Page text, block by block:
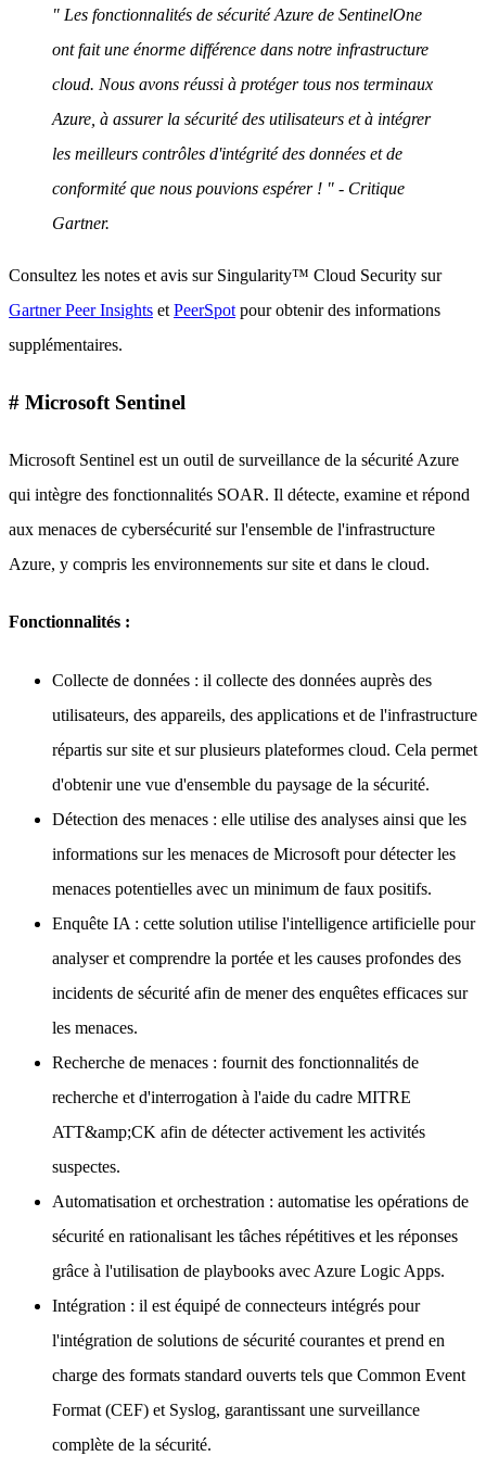
" Les fonctionnalités de sécurité Azure de SentinelOne
ont fait une énorme différence dans notre infrastructure
cloud. Nous avons réussi à protéger tous nos terminaux
Azure, à assurer la sécurité des utilisateurs et à intégrer
les meilleurs contrôles d'intégrité des données et de
conformité que nous pouvions espérer ! " - Critique
Gartner.
Consultez les notes et avis sur Singularity™ Cloud Security sur
Gartner Peer Insights et PeerSpot pour obtenir des informations
supplémentaires.
# Microsoft Sentinel
Microsoft Sentinel est un outil de surveillance de la sécurité Azure
qui intègre des fonctionnalités SOAR. Il détecte, examine et répond
aux menaces de cybersécurité sur l'ensemble de l'infrastructure
Azure, y compris les environnements sur site et dans le cloud.
Fonctionnalités :
Collecte de données : il collecte des données auprès des
utilisateurs, des appareils, des applications et de l'infrastructure
répartis sur site et sur plusieurs plateformes cloud. Cela permet
d'obtenir une vue d'ensemble du paysage de la sécurité.
Détection des menaces : elle utilise des analyses ainsi que les
informations sur les menaces de Microsoft pour détecter les
menaces potentielles avec un minimum de faux positifs.
Enquête IA : cette solution utilise l'intelligence artificielle pour
analyser et comprendre la portée et les causes profondes des
incidents de sécurité afin de mener des enquêtes efficaces sur
les menaces.
Recherche de menaces : fournit des fonctionnalités de
recherche et d'interrogation à l'aide du cadre MITRE
ATT&amp;CK afin de détecter activement les activités
suspectes.
Automatisation et orchestration : automatise les opérations de
sécurité en rationalisant les tâches répétitives et les réponses
grâce à l'utilisation de playbooks avec Azure Logic Apps.
Intégration : il est équipé de connecteurs intégrés pour
l'intégration de solutions de sécurité courantes et prend en
charge des formats standard ouverts tels que Common Event
Format (CEF) et Syslog, garantissant une surveillance
complète de la sécurité.